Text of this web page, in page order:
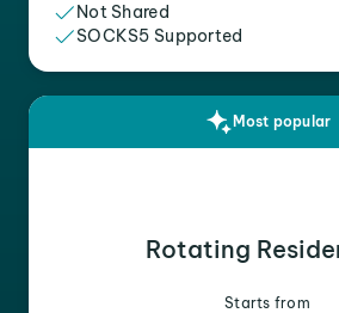
Not Shared
SOCKS5 Supported
Most popular
Rotating
Starts from